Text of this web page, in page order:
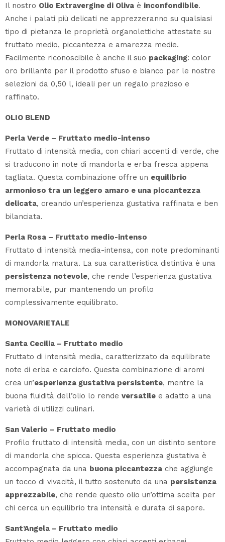
Il nostro Olio Extravergine di Oliva è inconfondibile.
Anche i palati più delicati ne apprezzeranno su qualsiasi
tipo di pietanza le proprietà organolettiche attestate su
fruttato medio, piccantezza e amarezza medie.
Facilmente riconoscibile è anche il suo packaging: color
oro brillante per il prodotto sfuso e bianco per le nostre
selezioni da 0,50 l, ideali per un regalo prezioso e
raffinato.
OLIO BLEND
Perla Verde – Fruttato medio-intenso
Fruttato di intensità media, con chiari accenti di verde, che
si traducono in note di mandorla e erba fresca appena
tagliata. Questa combinazione offre un equilibrio
armonioso tra un leggero amaro e una piccantezza
delicata, creando un’esperienza gustativa raffinata e ben
bilanciata.
Perla Rosa – Fruttato medio-intenso
Fruttato di intensità media-intensa, con note predominanti
di mandorla matura. La sua caratteristica distintiva è una
persistenza notevole, che rende l’esperienza gustativa
memorabile, pur mantenendo un profilo
complessivamente equilibrato.
MONOVARIETALE
Santa Cecilia – Fruttato medio
Fruttato di intensità media, caratterizzato da equilibrate
note di erba e carciofo. Questa combinazione di aromi
crea un’esperienza gustativa persistente, mentre la
buona fluidità dell’olio lo rende versatile e adatto a una
varietà di utilizzi culinari.
San Valerio – Fruttato medio
Profilo fruttato di intensità media, con un distinto sentore
di mandorla che spicca. Questa esperienza gustativa è
accompagnata da una buona piccantezza che aggiunge
un tocco di vivacità, il tutto sostenuto da una persistenza
apprezzabile, che rende questo olio un’ottima scelta per
chi cerca un equilibrio tra intensità e durata di sapore.
Sant’Angela – Fruttato medio